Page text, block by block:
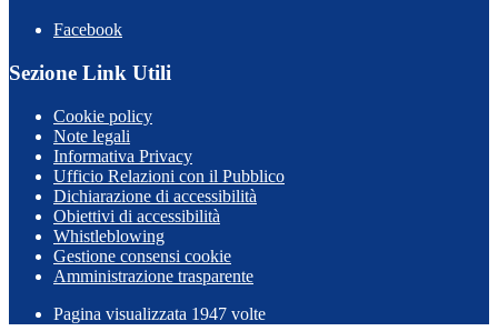
Facebook
Sezione Link Utili
Cookie policy
Note legali
Informativa Privacy
Ufficio Relazioni con il Pubblico
Dichiarazione di accessibilità
Obiettivi di accessibilità
Whistleblowing
Gestione consensi cookie
Amministrazione trasparente
Pagina visualizzata 1947 volte